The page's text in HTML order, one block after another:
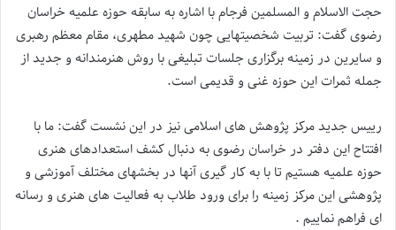
حجت الاسلام و المسلمین فرجام با اشاره به سابقه حوزه علمیه خراسان
رضوی گفت: تربیت شخصیتهایی چون شهید مطهری، مقام معظم رهبری
و سایرین در زمینه برگزاری جلسات تبلیغی با روش هنرمندانه و جدید از
جمله ثمرات این حوزه غنی و قدیمی است.
رییس جدید مرکز پژوهش های اسلامی نیز در این نشست گفت: ما با
افتتاح این دفتر در خراسان رضوی به دنبال کشف استعدادهای هنری
حوزه علمیه هستیم تا با به کار گیری آنها در بخشهای مختلف آموزشی و
پژوهشی این مرکز زمینه را برای ورود طلاب به فعالیت های هنری و رسانه
ای فراهم نماییم .